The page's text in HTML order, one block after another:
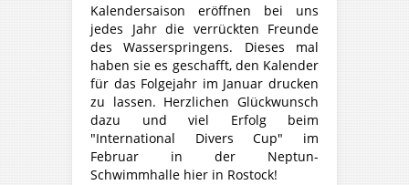
Kalendersaison eröffnen bei uns
jedes Jahr die verrückten Freunde
des Wasserspringens. Dieses mal
haben sie es geschafft, den Kalender
für das Folgejahr im Januar drucken
zu lassen. Herzlichen Glückwunsch
dazu und viel Erfolg beim
"International Divers Cup" im
Februar in der Neptun-
Schwimmhalle hier in Rostock!